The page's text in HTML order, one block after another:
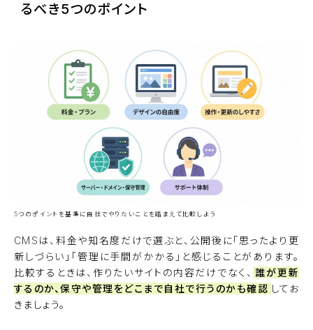
るべき5つのポイント
5つのポイントを基準に自社でやりたいことを踏まえて比較しよう
CMSは、料金や知名度だけで選ぶと、公開後に「思ったより更
新しづらい」「管理に手間がかかる」と感じることがあります。
比較するときは、作りたいサイトの内容だけでなく、 誰が更新
するのか、保守や管理をどこまで自社で行うのかも確認 してお
きましょう。